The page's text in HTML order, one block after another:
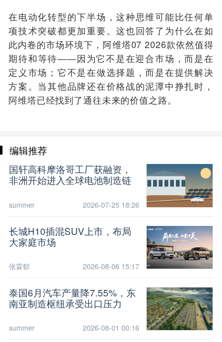
在电动化转型的下半场，这种思维可能比任何单
项技术突破都更加重要。这也回答了为什么在如
此内卷的市场环境下，阿维塔07 2026款依然值得
期待和等待——因为它不是在迎合市场，而是在
定义市场；它不是在做选择题，而是在提供解决
方案。当其他品牌还在价格战的泥潭中挣扎时，
阿维塔已经找到了通往未来的价值之路。
编辑推荐
国轩高科摩洛哥工厂获融资，
非洲开始进入全球电池制造链
summer 2026-07-25 18:26
长城H10插混SUV上市，布局
大家庭市场
张霖郁 2026-08-06 15:17
泰国6月汽车产量降7.55%，东
南亚制造枢纽承受出口压力
summer 2026-08-01 00:16